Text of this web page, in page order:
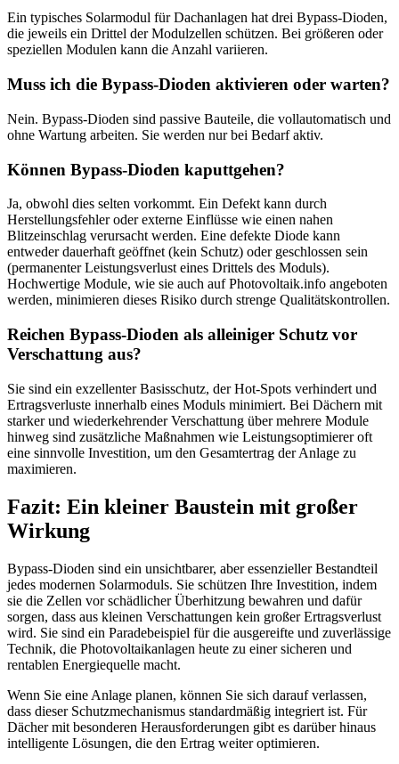
Ein typisches Solarmodul für Dachanlagen hat drei Bypass-Dioden,
die jeweils ein Drittel der Modulzellen schützen. Bei größeren oder
speziellen Modulen kann die Anzahl variieren.
Muss ich die Bypass-Dioden aktivieren oder warten?
Nein. Bypass-Dioden sind passive Bauteile, die vollautomatisch und
ohne Wartung arbeiten. Sie werden nur bei Bedarf aktiv.
Können Bypass-Dioden kaputtgehen?
Ja, obwohl dies selten vorkommt. Ein Defekt kann durch
Herstellungsfehler oder externe Einflüsse wie einen nahen
Blitzeinschlag verursacht werden. Eine defekte Diode kann
entweder dauerhaft geöffnet (kein Schutz) oder geschlossen sein
(permanenter Leistungsverlust eines Drittels des Moduls).
Hochwertige Module, wie sie auch auf Photovoltaik.info angeboten
werden, minimieren dieses Risiko durch strenge Qualitätskontrollen.
Reichen Bypass-Dioden als alleiniger Schutz vor
Verschattung aus?
Sie sind ein exzellenter Basisschutz, der Hot-Spots verhindert und
Ertragsverluste innerhalb eines Moduls minimiert. Bei Dächern mit
starker und wiederkehrender Verschattung über mehrere Module
hinweg sind zusätzliche Maßnahmen wie Leistungsoptimierer oft
eine sinnvolle Investition, um den Gesamtertrag der Anlage zu
maximieren.
Fazit: Ein kleiner Baustein mit großer
Wirkung
Bypass-Dioden sind ein unsichtbarer, aber essenzieller Bestandteil
jedes modernen Solarmoduls. Sie schützen Ihre Investition, indem
sie die Zellen vor schädlicher Überhitzung bewahren und dafür
sorgen, dass aus kleinen Verschattungen kein großer Ertragsverlust
wird. Sie sind ein Paradebeispiel für die ausgereifte und zuverlässige
Technik, die Photovoltaikanlagen heute zu einer sicheren und
rentablen Energiequelle macht.
Wenn Sie eine Anlage planen, können Sie sich darauf verlassen,
dass dieser Schutzmechanismus standardmäßig integriert ist. Für
Dächer mit besonderen Herausforderungen gibt es darüber hinaus
intelligente Lösungen, die den Ertrag weiter optimieren.